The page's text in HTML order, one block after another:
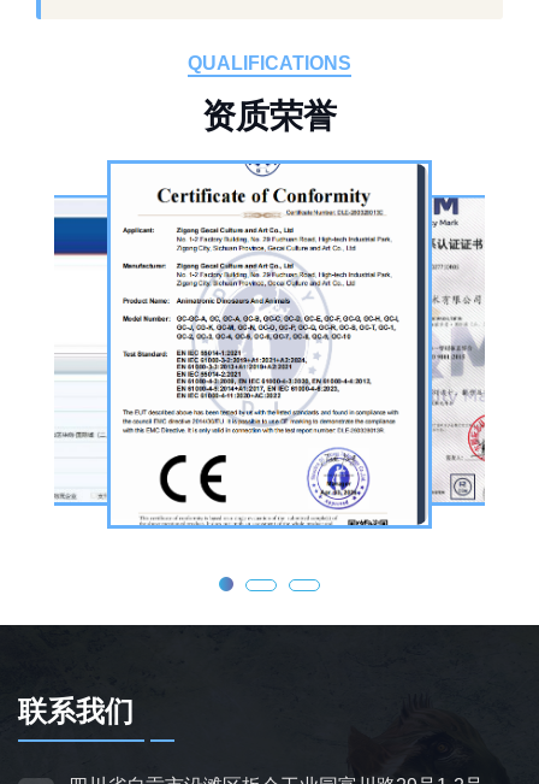
板仓工业园，拥有标准化生产车间、配套生产
品的恐龙制作公司。公司采用按需定制模式，
从前期方案设计、场景规划，到中期原料选
择、工序制作，再到后期运输配送、上门安装
调试，形成全流程服务，可用于主题乐园、文
旅景区、科普展馆、商业广场、大型展会、节
庆活动等场景。
公司核心业务为仿真恐龙制作，产品线涵盖静
态展示、动态互动、游乐体验三类。其中，机
器恐龙结合机械传动、智能控制技术，可实现
眨眼、张嘴吼叫、摆尾、行走、呼吸起伏等动
态效果，皮肤采用环保硅胶材质，还原史前恐
大型雕塑，覆盖霸王龙、三角龙、剑龙、长颈
龙、翼龙等常见品类，同时支持恐龙化石骨架
场景摆放。
为适配亲子游乐场景，公司推出恐龙电动车与
QUALIFICATIONS
资质荣誉
联系我们